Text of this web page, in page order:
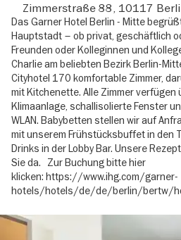
Zimmerstraße 88, 10117
Das Garner Hotel Berlin - Mitte
Hauptstadt – ob privat, geschäftlich
Freunden oder Kolleginnen und
Charlie am beliebten Bezirk Berlin-
Cityhotel 170 komfortable Zimmer,
mit Kitchenette. Alle Zimmer verfügen
Klimaanlage, schallisolierte Fenster
WLAN. Babybetten stellen wir auf
mit unserem Frühstücksbuffet in den
Drinks in der Lobby Bar. Unsere
Sie da. Zur Buchung bitte hier
klicken: https://www.ihg.com/garner-
hotels/hotels/de/de/berlin/bertw/
Image